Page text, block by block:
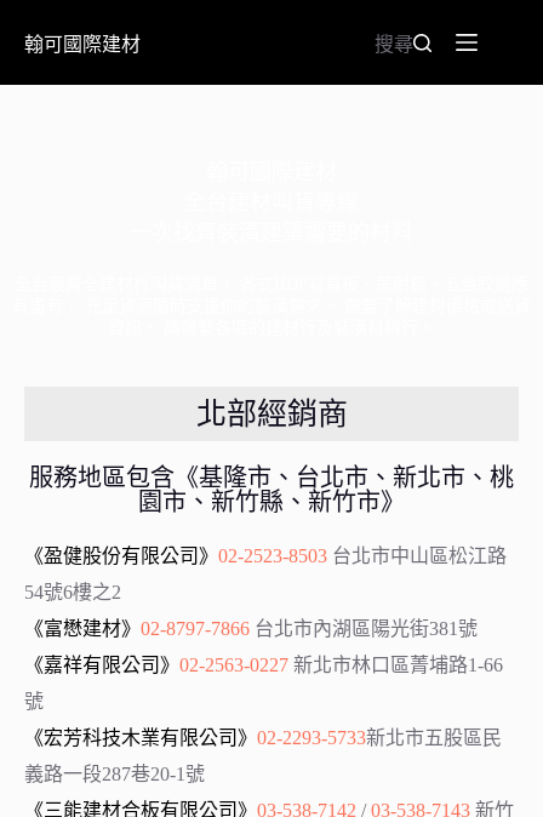
翰可國際建材 搜尋
北部經銷商
服務地區包含《基隆市、台北市、新北市、桃
園市、新竹縣、新竹市》
《盈健股份有限公司》 02-2523-8503 台北市中山區松江路
54號6樓之2
《富懋建材》 02-8797-7866 台北市內湖區陽光街381號
《嘉祥有限公司》 02-2563-0227 新北市林口區菁埔路1-66
號
《宏芳科技木業有限公司》 02-2293-5733新北市五股區民
義路一段287巷20-1號
《三能建材合板有限公司》 03-538-7142 /03-538-7143 新竹